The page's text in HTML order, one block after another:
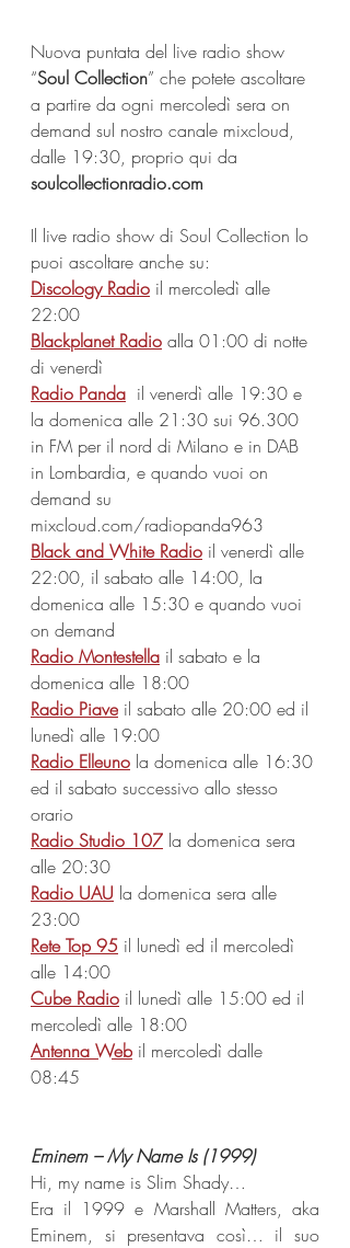
Nuova puntata del live radio show
“Soul Collection” che potete ascoltare
a partire da ogni mercoledì sera on
demand sul nostro canale mixcloud,
dalle 19:30, proprio qui da
soulcollectionradio.com
Il live radio show di Soul Collection lo
puoi ascoltare anche su:
Discology Radio il mercoledì alle
22:00
Blackplanet Radio alla 01:00 di notte
di venerdì
Radio Panda il venerdì alle 19:30 e
la domenica alle 21:30 sui 96.300
in FM per il nord di Milano e in DAB
in Lombardia, e quando vuoi on
demand su
mixcloud.com/radiopanda963
Black and White Radio il venerdì alle
22:00, il sabato alle 14:00, la
domenica alle 15:30 e quando vuoi
on demand
Radio Montestella il sabato e la
domenica alle 18:00
Radio Piave il sabato alle 20:00 ed il
lunedì alle 19:00
Radio Elleuno la domenica alle 16:30
ed il sabato successivo allo stesso
orario
Radio Studio 107 la domenica sera
alle 20:30
Radio UAU la domenica sera alle
23:00
Rete Top 95 il lunedì ed il mercoledì
alle 14:00
Cube Radio il lunedì alle 15:00 ed il
mercoledì alle 18:00
Antenna Web il mercoledì dalle
08:45
Eminem – My Name Is (1999)
Hi, my name is Slim Shady…
Era il 1999 e Marshall Matters, aka
Eminem, si presentava così… il suo